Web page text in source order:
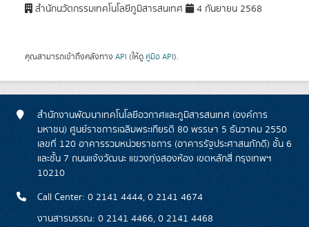
สำนักนวัตกรรมเทคโนโลยีภูมิสารสนเทศ 4 กันยายน 2568
คุณสามารถเข้าถึงคลังทาง API (ให้ดู คู่มือ API).
สำนักงานพัฒนาเทคโนโลยีอวกาศและภูมิสารสนเทศ (องค์การ
มหาชน) ศูนย์ราชการเฉลิมพระเกียรติ 80 พรรษา 5 ธันวาคม 2550
เลขที่ 120 อาคารรวมหน่วยราชการ (อาคารรัฐประศาสนภักดี) ชั้น 6
และชั้น 7 ถนนแจ้งวัฒนะ แขวงทุ่งสองห้อง เขตหลักสี่ กรุงเทพฯ
10210
Call Center: 0 2141 4444, 0 2141 4674
งานสารบรรณ: 0 2141 4466, 0 2141 4468